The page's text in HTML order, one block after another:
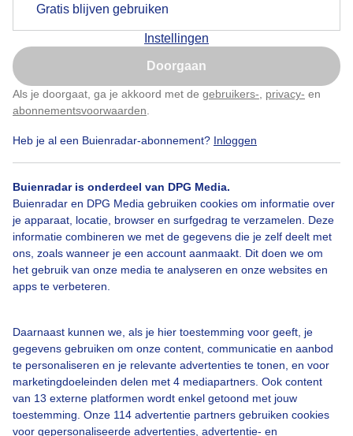
Gratis blijven gebruiken
Instellingen
Doorgaan
Als je doorgaat, ga je akkoord met de gebruikers- privacy- en
abonnementsvoorwaarden
Heb je al een Buienradar-abonnement? Inloggen
Buienradar is onderdeel van DPG Media.
Buienradar en DPG Media gebruiken cookies om informatie over
je apparaat, locatie, browser en surfgedrag te verzamelen. Deze
informatie combineren we met de gegevens die je zelf deelt met
ons, zoals wanneer je een account aanmaakt. Dit doen we om
het gebruik van onze media te analyseren en onze websites en
apps te verbeteren.
Daarnaast kunnen we, als je hier toestemming voor geeft, je
gegevens gebruiken om onze content, communicatie en aanbod
te personaliseren en je relevante advertenties te tonen, en voor
marketingdoeleinden delen met 4 mediapartners. Ook content
van 13 externe platformen wordt enkel getoond met jouw
toestemming. Onze 114 advertentie partners gebruiken cookies
voor gepersonaliseerde advertenties, advertentie- en
Lente
Zomer
Over Buienradar
Bedrijfsgegevens
Veelgestelde vragen
Contact
Gebruikersvoorwaarden
Adverteren
Buienradar Team
Privacy beleid
Nu niet, misschien later
Klik hierom dit aan te passen